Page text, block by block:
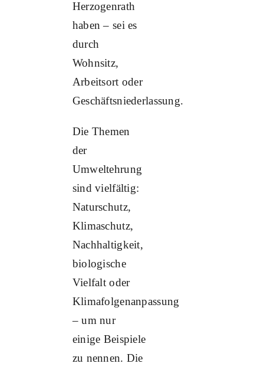
Herzogenrath
haben – sei es
durch
Wohnsitz,
Arbeitsort oder
Geschäftsniederlassung.
Die Themen
der
Umweltehrung
sind vielfältig:
Naturschutz,
Klimaschutz,
Nachhaltigkeit,
biologische
Vielfalt oder
Klimafolgenanpassung
– um nur
einige Beispiele
zu nennen. Die